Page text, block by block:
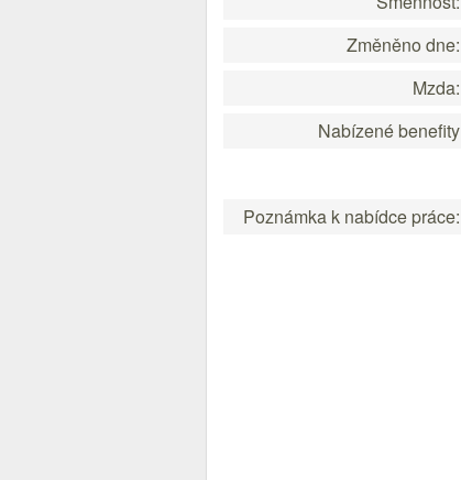
Změněno dne:
Mzda:
Nabízené benefity
Poznámka k nabídce práce: